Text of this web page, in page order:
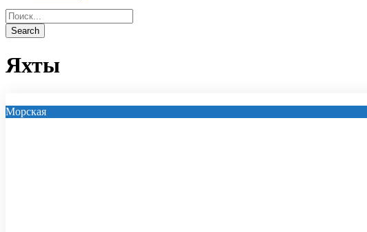
Яхты
Морская